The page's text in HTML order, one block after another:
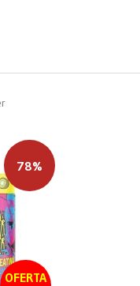
OFERTA
78%